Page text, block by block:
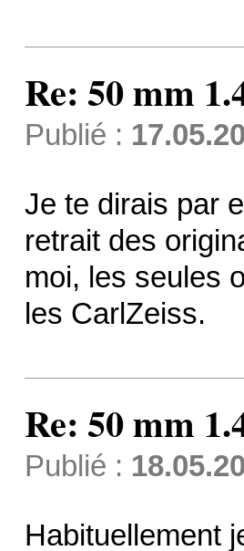
Re: 50 mm
Publié :
Je te dirais par
retrait des
moi, les seules
les CarlZeiss.
Re: 50 mm
Publié :
Habituellement